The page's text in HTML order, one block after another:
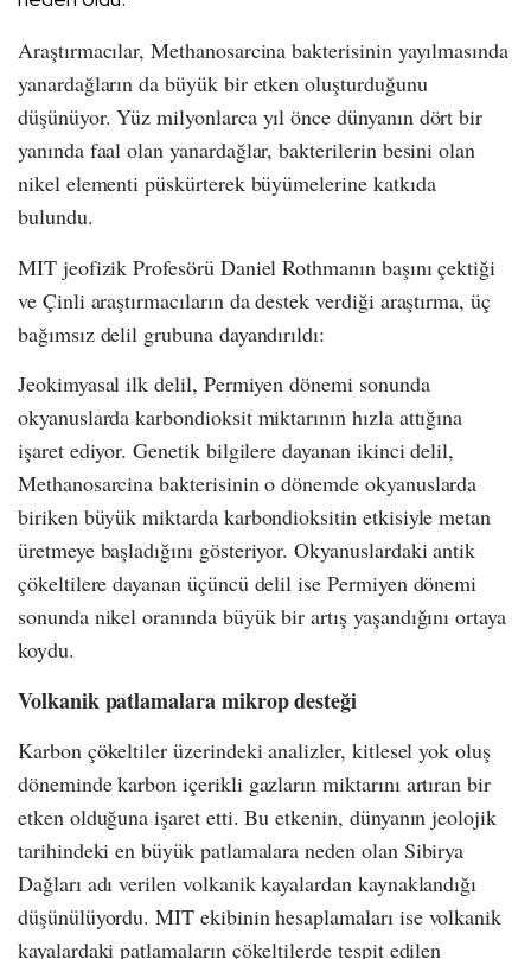
Araştırmacılar, Methanosarcina bakterisinin yayılmasında
yanardağların da büyük bir etken oluşturduğunu
düşünüyor. Yüz milyonlarca yıl önce dünyanın dört bir
yanında faal olan yanardağlar, bakterilerin besini olan
nikel elementi püskürterek büyümelerine katkıda
bulundu.
MIT jeofizik Profesörü Daniel Rothmanın başını çektiği
ve Çinli araştırmacıların da destek verdiği araştırma, üç
bağımsız delil grubuna dayandırıldı:
Jeokimyasal ilk delil, Permiyen dönemi sonunda
okyanuslarda karbondioksit miktarının hızla attığına
işaret ediyor. Genetik bilgilere dayanan ikinci delil,
Methanosarcina bakterisinin o dönemde okyanuslarda
biriken büyük miktarda karbondioksitin etkisiyle metan
üretmeye başladığını gösteriyor. Okyanuslardaki antik
çökeltilere dayanan üçüncü delil ise Permiyen dönemi
sonunda nikel oranında büyük bir artış yaşandığını ortaya
koydu.
Volkanik patlamalara mikrop desteği
Karbon çökeltiler üzerindeki analizler, kitlesel yok oluş
döneminde karbon içerikli gazların miktarını artıran bir
etken olduğuna işaret etti. Bu etkenin, dünyanın jeolojik
tarihindeki en büyük patlamalara neden olan Sibirya
Dağları adı verilen volkanik kayalardan kaynaklandığı
düşünülüyordu. MIT ekibinin hesaplamaları ise volkanik
kayalardaki patlamaların çökeltilerde tespit edilen